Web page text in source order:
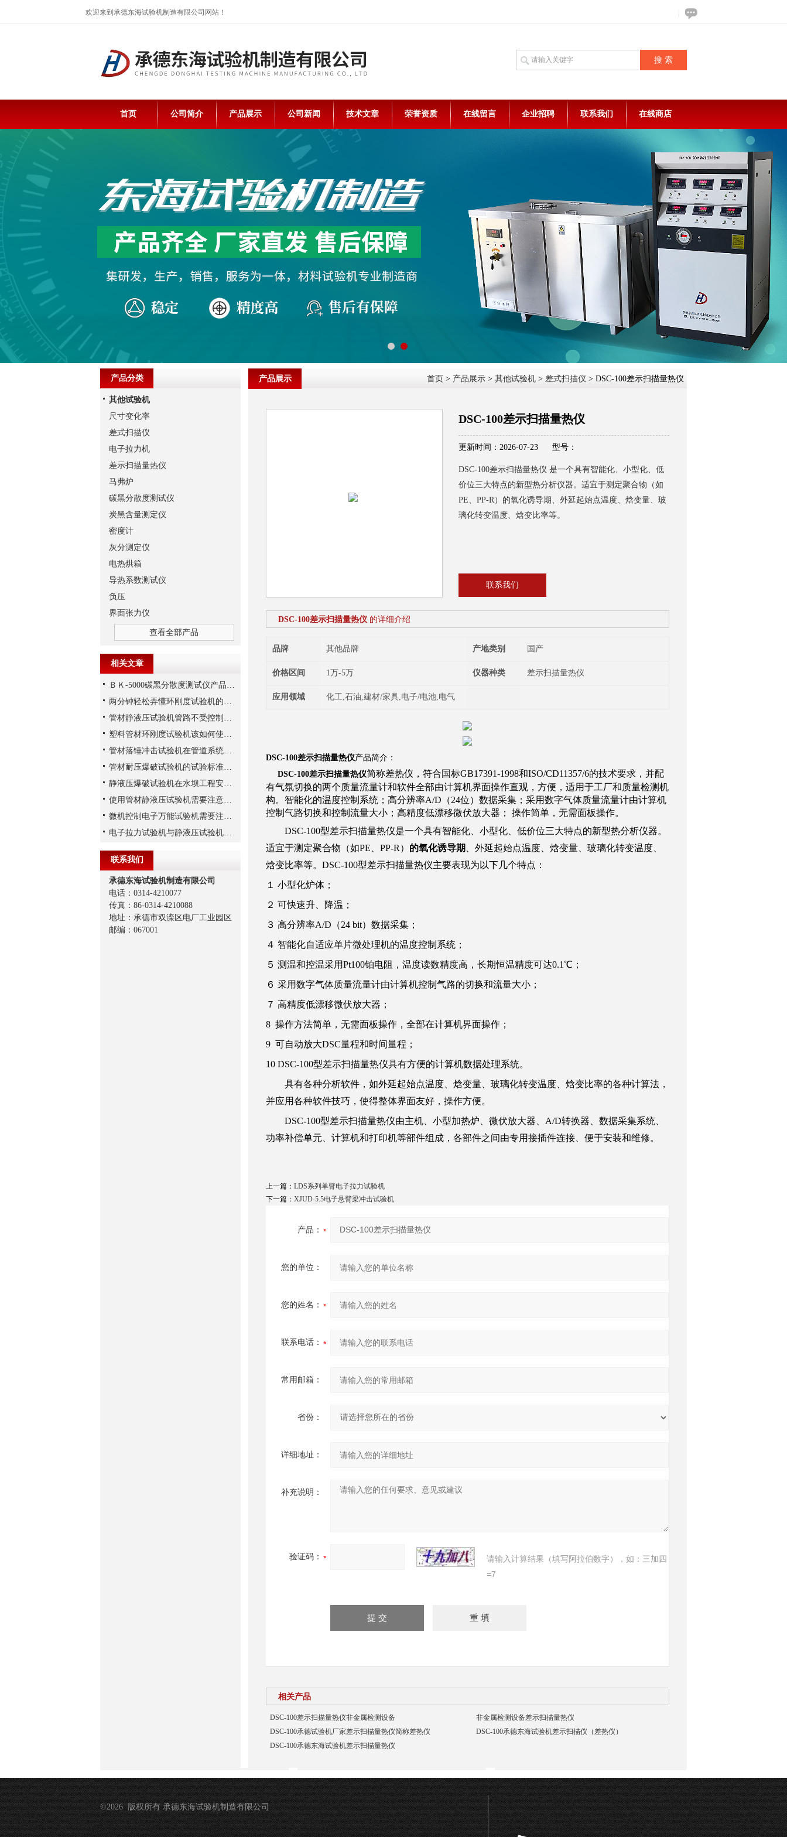
欢迎来到承德东海试验机制造有限公司网站！
在线咨
首页 公司简介 产品展示 公司新闻 技术文章 荣誉资质 在线留言 企业招聘 联系我们 在线商店
产品展示 首页 > 产品展示 > 其他试验机 > 差式扫描仪 > DSC-100差示扫描量热仪
DSC-100差示扫描量热仪
更新时间：2026-07-23 型号：
DSC-100差示扫描量热仪 是一个具有智能化、小型化、低
价位三大特点的新型热分析仪器。适宜于测定聚合物（如
PE、PP-R）的氧化诱导期、外延起始点温度、焓变量、玻
璃化转变温度、焓变比率等。
联系我们
DSC-100差示扫描量热仪 的详细介绍
品牌 其他品牌 产地类别 国产
价格区间 1万-5万 仪器种类 差示扫描量热仪
应用领域 化工,石油,建材/家具,电子/电池,电气
DSC-100差示扫描量热仪产品简介：
DSC-100差示扫描量热仪简称差热仪，符合国标GB17391-1998和ISO/CD11357/6的技术要求，并配
有气氛切换的两个质量流量计和软件全部由计算机界面操作直观，方便，适用于工厂和质量检测机
构。智能化的温度控制系统；高分辨率A/D （24位）数据采集；采用数字气体质量流量计由计算机
控制气路切换和控制流量大小；高精度低漂移微伏放大器； 操作简单，无需面板操作。
DSC-100型差示扫描量热仪是一个具有智能化、小型化、低价位三大特点的新型热分析仪器。
适宜于测定聚合物（如PE PP-R ） 的氧化诱导期
、外延起始点温度、焓变量、玻璃化转变温度、
焓变比率等。 DSC-100型差示扫描量热仪主要表现为以下几个特点：
１ 小型化炉体；
２ 可快速升、降温；
３ 高分辨率A/D （24 bit）数据采集；
４ 智能化自适应单片微处理机的温度控制系统；
５ 测温和控温采用Pt100铂电阻，温度读数精度高，长期恒温精度可达0.1℃；
６ 采用数字气体质量流量计由计算机控制气路的切换和流量大小；
７ 高精度低漂移微伏放大器；
8 操作方法简单，无需面板操作，全部在计算机界面操作；
9 可自动放大DSC量程和时间量程；
10 DSC-100型差示扫描量热仪具有方便的计算机数据处理系统。
具有各种分析软件，如外延起始点温度、焓变量、玻璃化转变温度、焓变比率的各种计算法，
并应用各种软件技巧，使得整体界面友好，操作方便。
DSC-100型差示扫描量热仪由主机、小型加热炉、微伏放大器、 A/D转换器、数据采集系统、
功率补偿单元、计算机和打印机等部件组成，各部件之间由专用接插件连接、便于安装和维修。
上一篇： LDS系列单臂电子拉力试验机
下一篇： XJUD-5.5电子悬臂梁冲击试验机
产品：
您的单位：
您的姓名：
联系电话：
常用邮箱：
省份：
详细地址：
补充说明：
验证码：
请输入计算结果（填写阿拉伯数字），如：三加四
=7
相关产品
DSC-100差示扫描量热仪非金属检测设备
非金属检测设备差示扫描量热仪
DSC-100承德试验机厂家差示扫描量热仪简称差热仪
DSC-100承德东海试验机差示扫描仪（差热仪）
DSC-100承德东海试验机差示扫描量热仪
产品分类
其他试验机
尺寸变化率
差式扫描仪
电子拉力机
差示扫描量热仪
马弗炉
碳黑分散度测试仪
炭黑含量测定仪
密度计
灰分测定仪
电热烘箱
导热系数测试仪
负压
界面张力仪
查看全部产品
相关文章
ＢＫ-5000碳黑分散度测试仪产品简介
两分钟轻松弄懂环刚度试验机的安装及试验步骤
管材静液压试验机管路不受控制怎么修？
塑料管材环刚度试验机该如何使用,有哪些保养技巧?
管材落锤冲击试验机在管道系统安全性评估和优化
管材耐压爆破试验机的试验标准和规范
静液压爆破试验机在水坝工程安全评估中的应用
使用管材静液压试验机需要注意哪些事项？
微机控制电子万能试验机需要注意的细节
电子拉力试验机与静液压试验机，两者有何区别？
联系我们
承德东海试验机制造有限公司
电话：0314-4210077
传真：86-0314-4210088
地址：承德市双滦区电厂工业园区
邮编：067001
©2026 版权所有 承德东海试验机制造有限公司